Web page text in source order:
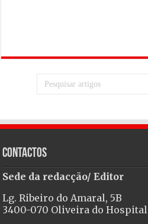
Contactos
Sede da redacção/ Editor
Lg. Ribeiro do Amaral, 5B
3400-070 Oliveira do Hospital